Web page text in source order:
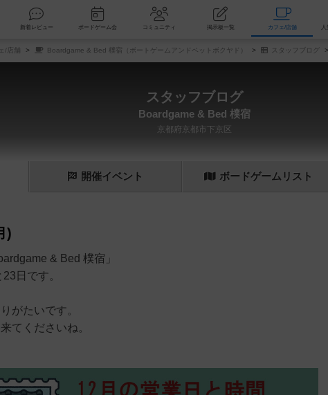
ース 検索 新着レビュー ボードゲーム会 コミュニティ 掲示板一覧
/店舗 Boardgame & Bed 樸宿（ボートゲームアンドベットボクヤド） スタッフブログ
スタッフブログ
Boardgame & Bed 樸宿
京都府京都市下京区
開催イベント ボードゲーム リスト
)
& Bed 樸宿」
日です。
がたいです。
てくださいね。